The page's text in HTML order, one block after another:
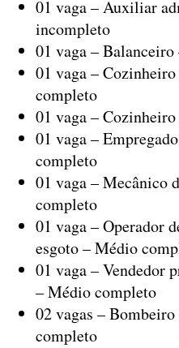
01 vaga – Auxiliar
incompleto
01 vaga –
01 vaga –
completo
01 vaga –
01 vaga –
completo
01 vaga – Mecânico
completo
01 vaga – Operador
esgoto – Médio
01 vaga – Vendedor
– Médio completo
02 vagas –
completo